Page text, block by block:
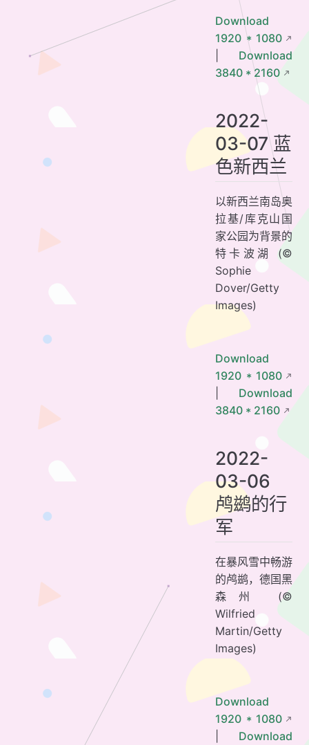
Download
1920 * 1080
Download
3840 * 2160
2022-
03-07 蓝
色新西兰
以新西兰南岛奥
拉基/库克山国
家公园为背景的
特卡波湖 (©
Sophie
Dover/Getty
Images)
Download
1920 * 1080
Download
3840 * 2160
2022-
03-06
鸬鹚的行
军
在暴风雪中畅游
的鸬鹚，德国黑
森州 (©
Wilfried
Martin/Getty
Images)
Download
1920 * 1080
Download